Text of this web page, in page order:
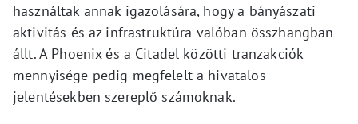
használtak annak igazolására, hogy a bányászati
aktivitás és az infrastruktúra valóban összhangban
állt. A Phoenix és a Citadel közötti tranzakciók
mennyisége pedig megfelelt a hivatalos
jelentésekben szereplő számoknak.